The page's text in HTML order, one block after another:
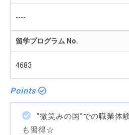
----
留学プログラム No.
4683
Points
”微笑みの国”での職業体
も習得☆